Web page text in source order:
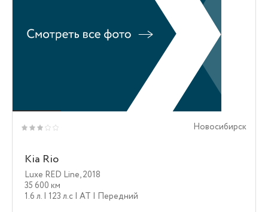
Новосибирск
Kia Rio
Luxe RED Line,2018
35 600 км
1.6 л. | 123 л.c | AT | Передний